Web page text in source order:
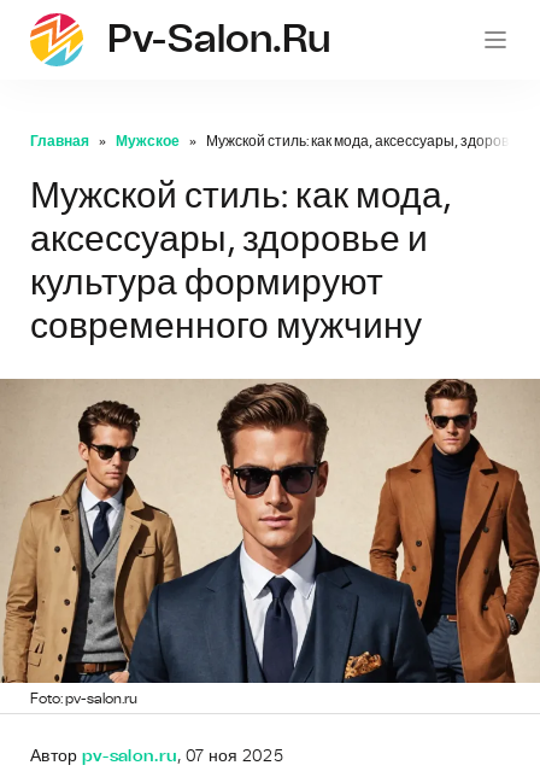
pv-
Pv-Salon.ru
Главная Мужское Мужской стиль: как мода, аксессуары, здоровье
Мужской стиль: как мода,
аксессуары, здоровье и
культура формируют
современного мужчину
Foto: pv-salon.ru
Автор pv-salon.ru, 07 ноя 2025